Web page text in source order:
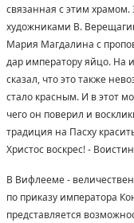
связанная с этим
художниками В.
Мария Магдалина с
дар императору яйцо. На
сказал, что это также
стало красным. И в этот
чего он поверил и
традиция на Пасху
Христос воскрес! -
В Вифлееме -
по приказу императора
представляется